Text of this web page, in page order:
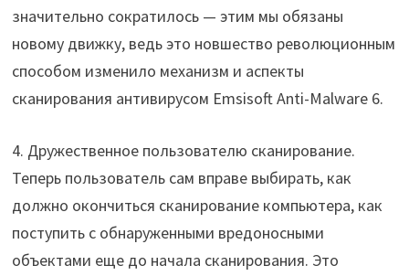
значительно сократилось — этим мы обязаны
новому движку, ведь это новшество революционным
способом изменило механизм и аспекты
сканирования антивирусом Emsisoft Anti-Malware 6.
4. Дружественное пользователю сканирование.
Теперь пользователь сам вправе выбирать, как
должно окончиться сканирование компьютера, как
поступить с обнаруженными вредоносными
объектами еще до начала сканирования. Это